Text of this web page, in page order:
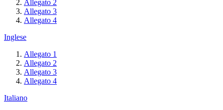
Allegato 2
Allegato 3
Allegato 4
Inglese
Allegato 1
Allegato 2
Allegato 3
Allegato 4
Italiano